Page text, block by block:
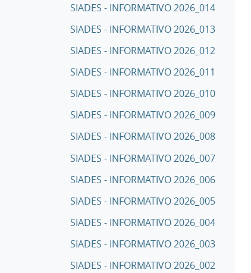
SIADES - INFORMATIVO 2026_014
SIADES - INFORMATIVO 2026_013
SIADES - INFORMATIVO 2026_012
SIADES - INFORMATIVO 2026_011
SIADES - INFORMATIVO 2026_010
SIADES - INFORMATIVO 2026_009
SIADES - INFORMATIVO 2026_008
SIADES - INFORMATIVO 2026_007
SIADES - INFORMATIVO 2026_006
SIADES - INFORMATIVO 2026_005
SIADES - INFORMATIVO 2026_004
SIADES - INFORMATIVO 2026_003
SIADES - INFORMATIVO 2026_002